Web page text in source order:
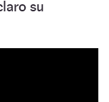
su